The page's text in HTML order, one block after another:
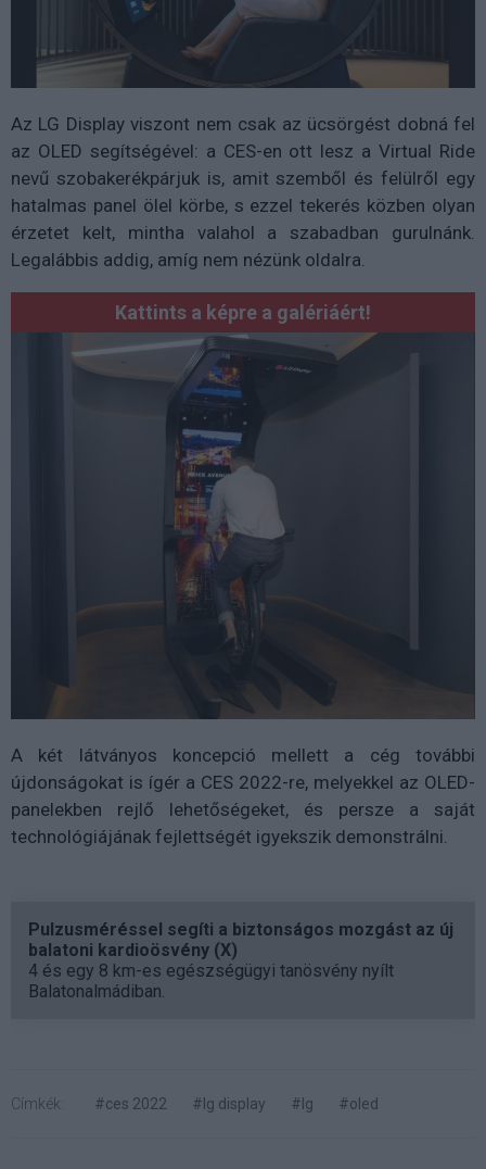
Az LG Display viszont nem csak az ücsörgést dobná fel
az OLED segítségével: a CES-en ott lesz a Virtual Ride
nevű szobakerékpárjuk is, amit szemből és felülről egy
hatalmas panel ölel körbe, s ezzel tekerés közben olyan
érzetet kelt, mintha valahol a szabadban gurulnánk.
Legalábbis addig, amíg nem nézünk oldalra.
Kattints a képre a galériáért!
A két látványos koncepció mellett a cég további
újdonságokat is ígér a CES 2022-re, melyekkel az OLED-
panelekben rejlő lehetőségeket, és persze a saját
technológiájának fejlettségét igyekszik demonstrálni.
Pulzusméréssel segíti a biztonságos mozgást az új
balatoni kardioösvény (X)
4 és egy 8 km-es egészségügyi tanösvény nyílt
Balatonalmádiban.
Címkék: #ces 2022 #lg display #lg #oled